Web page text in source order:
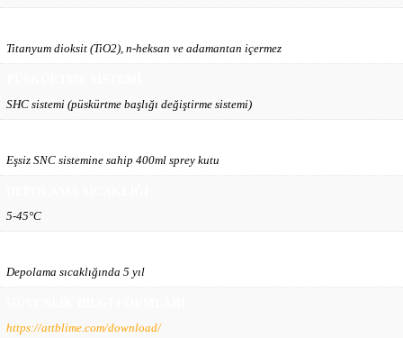
Titanyum dioksit (TiO2), n-heksan ve adamantan içermez
SHC sistemi (püskürtme başlığı değiştirme sistemi)
Eşsiz SNC sistemine sahip 400ml sprey kutu
5-45°C
Depolama sıcaklığında 5 yıl
https://attblime.com/download/